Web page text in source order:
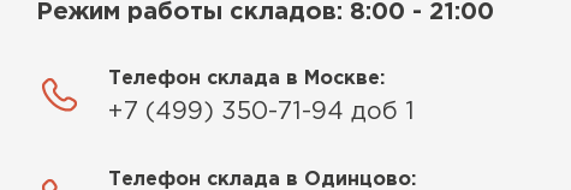
Режим работы складов: 8:00 - 21:00
Телефон склада в Москве:
+7 (499) 350-71-94 доб 1
Телефон склада в Одинцово: